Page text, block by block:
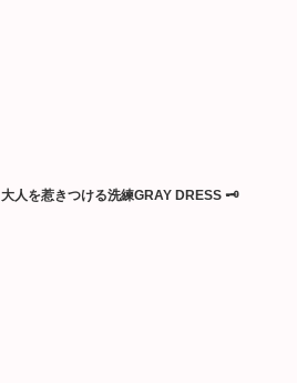
大人を惹きつける洗練GRAY DRESS 🗝️